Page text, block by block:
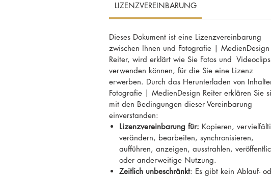
LIZENZVEREINBARUNG
Dieses Dokument ist eine Lizenzvereinbarung
zwischen Ihnen und Fotografie | MedienDesign
Reiter, wird erklärt wie Sie Fotos und Videoclips
verwenden können, für die Sie eine Lizenz
erwerben. Durch das Herunterladen von
Fotografie | MedienDesign Reiter erklären Sie
mit den Bedingungen dieser Vereinbarung
einverstanden:
Lizenzvereinbarung für: Kopieren,
verändern, bearbeiten, synchronisieren,
aufführen, anzeigen, ausstrahlen,
oder anderweitige Nutzung.
Zeitlich unbeschränkt: Es gibt kein Ablauf-